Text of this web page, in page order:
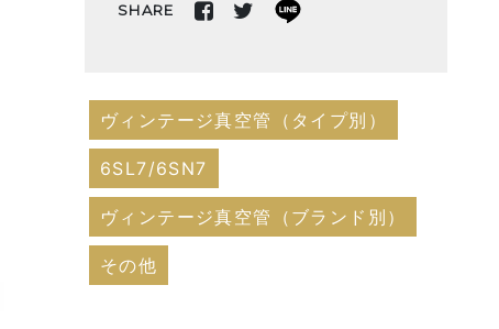
SHARE
ヴィンテージ真空管（タイプ別）
6SL7/6SN7
ヴィンテージ真空管（ブランド別）
その他